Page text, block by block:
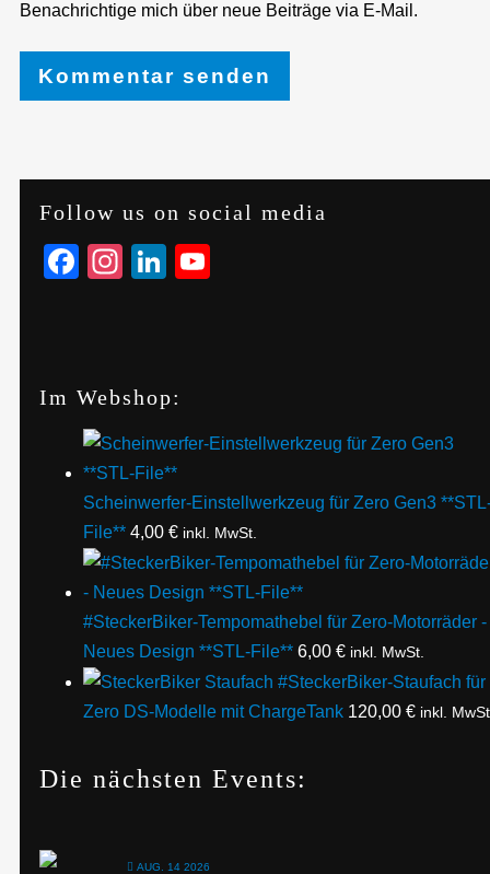
Benachrichtige mich über neue Beiträge via E-Mail.
Follow us on social media
Facebook
Instagram
LinkedIn
Im Webshop:
Scheinwerfer-Einstellwerkzeug für Zero Gen3
File** 4,00 € inkl. MwSt.
#SteckerBiker-Tempomathebel für Zero-Motorräder -
Neues Design **STL-File** 6,00 € inkl. MwSt.
#SteckerBiker-Staufach für
Zero DS-Modelle mit ChargeTank 120,00 € inkl.
Die nächsten Events:
AUG. 14 2026